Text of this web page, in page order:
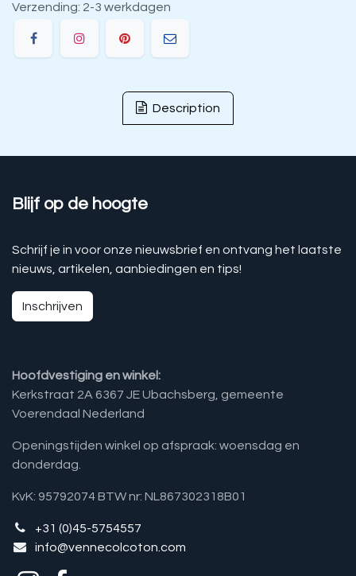
Verzending: 2-3 werkdagen
Description
Blijf op de hoogte
Schrijf je in voor onze nieuwsbrief en ontvang het laatste
nieuws, artikelen, aanbiedingen en tips!
Inschrijven
Hoofdvestiging en winkel:
Kerkstraat 2A 6367 JE Ubachsberg, gemeente
Voerendaal Nederland
Openingstijden winkel op afspraak: woensdag en
donderdag.
KvK: 95792074 BTW nr: NL867302318B01
+31 (0)45-5754557
info@vennecolcoton.com